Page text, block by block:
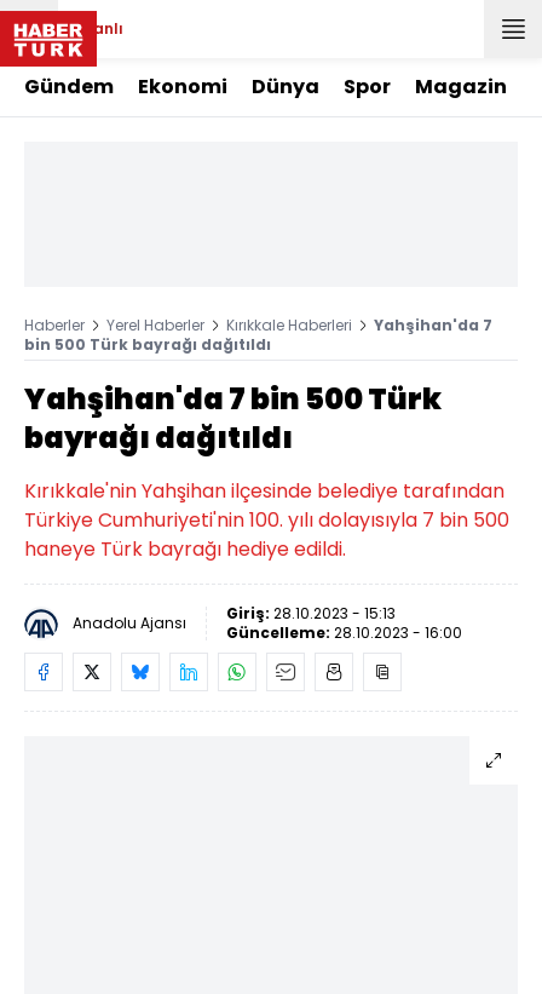
Canlı
Gündem Ekonomi Dünya Spor Magazin
Haberler Yerel Haberler Kırıkkale Haberleri
Yahşihan'da 7
bin 500 Türk bayrağı dağıtıldı
Yahşihan'da 7 bin 500 Türk
bayrağı dağıtıldı
Kırıkkale'nin Yahşihan ilçesinde belediye tarafından
Türkiye Cumhuriyeti'nin 100. yılı dolayısıyla 7 bin 500
haneye Türk bayrağı hediye edildi.
Anadolu Ajansı Giriş: 28.10.2023 - 15:13
Güncelleme: 28.10.2023 - 16:00